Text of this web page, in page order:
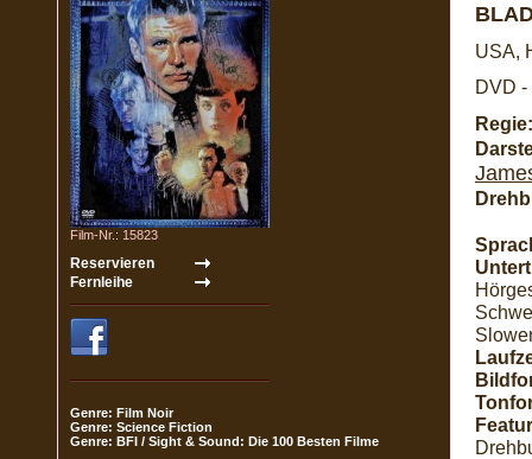
Film-Nr.: 15823
Genre: Film Noir
Genre: Science Fiction
Genre: BFI / Sight & Sound: Die 100 Besten Filme
USA,
DVD -
Regie: